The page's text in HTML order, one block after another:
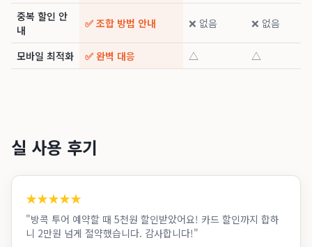
중복 할인 안
내
✅ 조합 방법 안내 ❌ 없음 ❌ 없음
모바일 최적화 ✅ 완벽 대응 △ △
실 사용 후기
★★★★★
"방콕 투어 예약할 때 5천원 할인받았어요! 카드 할인까지 합하
니 2만원 넘게 절약했습니다. 감사합니다!"